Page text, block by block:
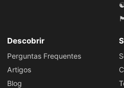
Descobrir
Perguntas Frequentes
Artigos
Blog